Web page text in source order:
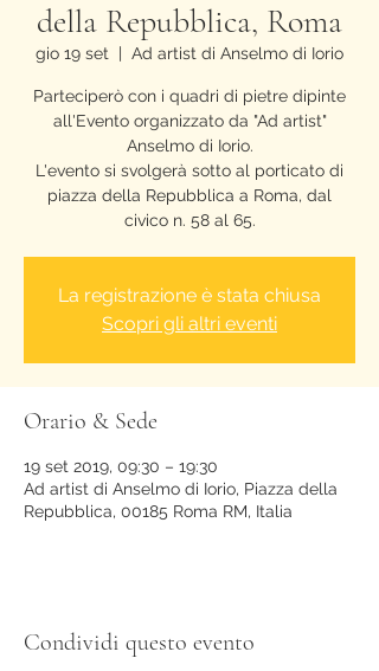
della Repubblica, Roma
gio 19 set
  |
Ad artist di Anselmo di Iorio
Parteciperò con i quadri di pietre dipinte
all'Evento organizzato da "Ad artist"
Anselmo di Iorio.
L'evento si svolgerà sotto al porticato di
piazza della Repubblica a Roma, dal
civico n. 58 al 65.
La registrazione è stata chiusa
Scopri gli altri eventi
Orario & Sede
19 set 2019, 09:30 – 19:30
Ad artist di Anselmo di Iorio, Piazza della
Repubblica, 00185 Roma RM, Italia
Condividi questo evento